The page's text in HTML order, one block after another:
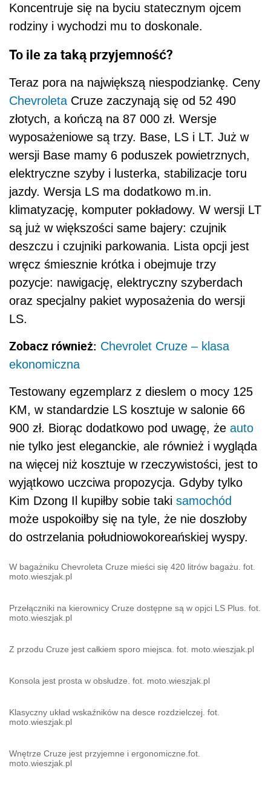
Koncentruje się na byciu statecznym ojcem
rodziny i wychodzi mu to doskonale.
To ile za taką przyjemność?
Teraz pora na największą niespodziankę. Ceny
Chevroleta Cruze zaczynają się od 52 490
złotych, a kończą na 87 000 zł. Wersje
wyposażeniowe są trzy. Base, LS i LT. Już w
wersji Base mamy 6 poduszek powietrznych,
elektryczne szyby i lusterka, stabilizacje toru
jazdy. Wersja LS ma dodatkowo m.in.
klimatyzację, komputer pokładowy. W wersji LT
są już w większości same bajery: czujnik
deszczu i czujniki parkowania. Lista opcji jest
wręcz śmiesznie krótka i obejmuje trzy
pozycje: nawigację, elektryczny szyberdach
oraz specjalny pakiet wyposażenia do wersji
LS.
Zobacz również: Chevrolet Cruze – klasa
ekonomiczna
Testowany egzemplarz z dieslem o mocy 125
KM, w standardzie LS kosztuje w salonie 66
900 zł. Biorąc dodatkowo pod uwagę, że auto
nie tylko jest eleganckie, ale również i wygląda
na więcej niż kosztuje w rzeczywistości, jest to
wyjątkowo uczciwa propozycja. Gdyby tylko
Kim Dzong Il kupiłby sobie taki samochód
może uspokoiłby się na tyle, że nie doszłoby
do ostrzelania południowokoreańskiej wyspy.
W bagażniku Chevroleta Cruze mieści się 420 litrów bagażu. fot.
moto.wieszjak.pl
Przełączniki na kierownicy Cruze dostępne są w opjci LS Plus. fot.
moto.wieszjak.pl
Z przodu Cruze jest całkiem sporo miejsca. fot. moto.wieszjak.pl
Konsola jest prosta w obsłudze. fot. moto.wieszjak.pl
Klasyczny układ wskaźników na desce rozdzielczej. fot.
moto.wieszjak.pl
Wnętrze Cruze jest przyjemne i ergonomiczne.fot.
moto.wieszjak.pl